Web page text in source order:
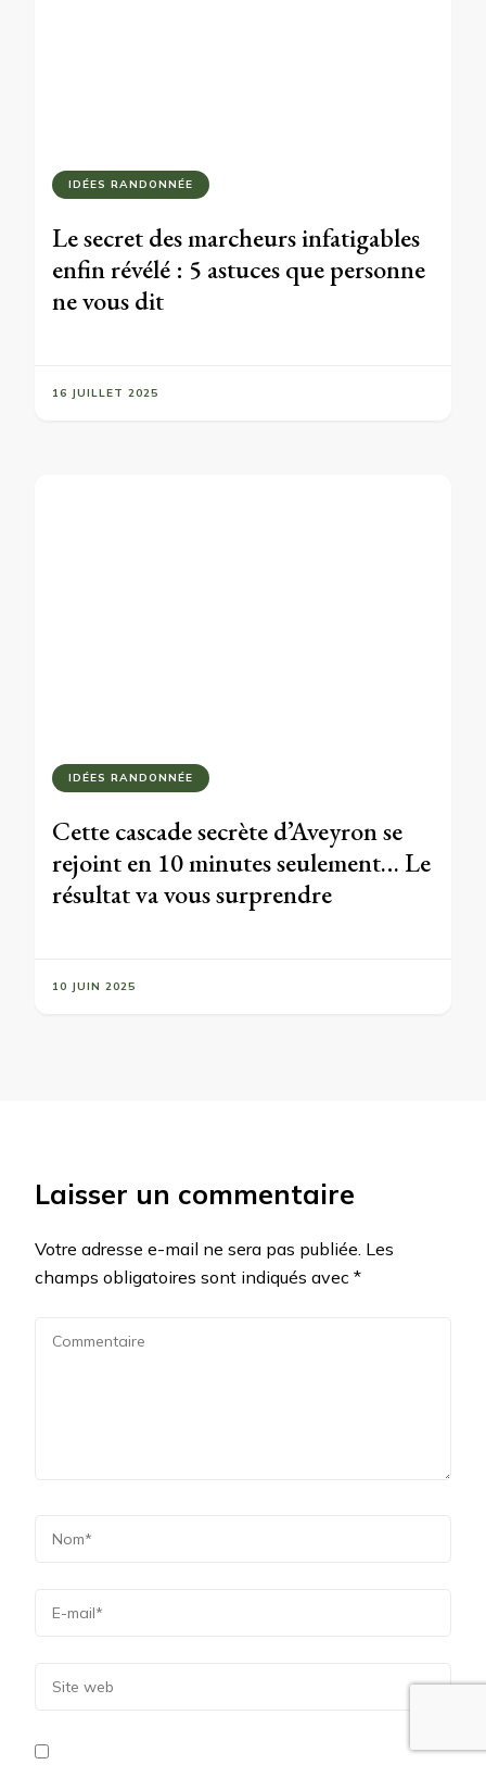
IDÉES RANDONNÉE
Le secret des marcheurs infatigables
enfin révélé : 5 astuces que personne
ne vous dit
16 JUILLET 2025
IDÉES RANDONNÉE
Cette cascade secrète d’Aveyron se
rejoint en 10 minutes seulement… Le
résultat va vous surprendre
10 JUIN 2025
Laisser un commentaire
Votre adresse e-mail ne sera pas publiée. Les
champs obligatoires sont indiqués avec *